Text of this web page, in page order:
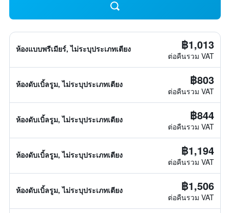
ห้องแบบพรีเมียร์, ไม่ระบุประเภทเตียง ฿1,013
ต่อคืนรวม VAT
ห้องดับเบิ้ลรูม, ไม่ระบุประเภทเตียง ฿803
ต่อคืนรวม VAT
ห้องดับเบิ้ลรูม, ไม่ระบุประเภทเตียง ฿844
ต่อคืนรวม VAT
ห้องดับเบิ้ลรูม, ไม่ระบุประเภทเตียง ฿1,194
ต่อคืนรวม VAT
ห้องดับเบิ้ลรูม, ไม่ระบุประเภทเตียง ฿1,506
ต่อคืนรวม VAT